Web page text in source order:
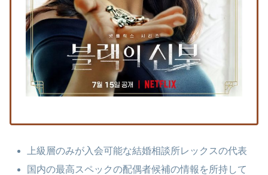
上級層のみが入会可能な結婚相談所レックスの代表
国内の最高スペックの配偶者候補の情報を所持して